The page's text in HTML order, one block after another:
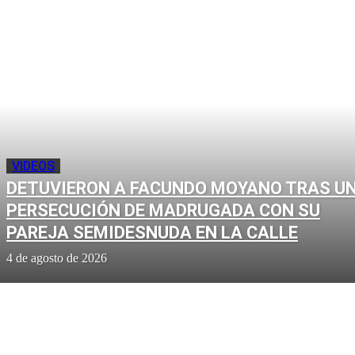
VIDEOS
DETUVIERON A FACUNDO MOYANO TRAS
PERSECUCIÓN DE MADRUGADA CON SU
PAREJA SEMIDESNUDA EN LA CALLE
4 de agosto de 2026